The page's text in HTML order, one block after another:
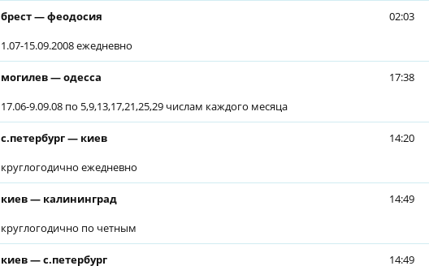
брест — феодосия
1.07-15.09.2008 ежедневно
02:03
могилев — одесса
17.06-9.09.08 по 5,9,13,17,21,25,29 числам каждого месяца
17:38
с.петербург — киев
круглогодично ежедневно
14:20
киев — калининград
круглогодично по четным
14:49
киев — с.петербург
14:49